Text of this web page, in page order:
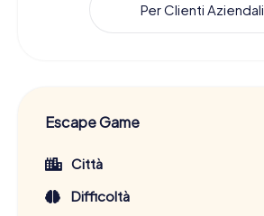
Per Clienti Aziendali
Escape Game
Città
Difficoltà